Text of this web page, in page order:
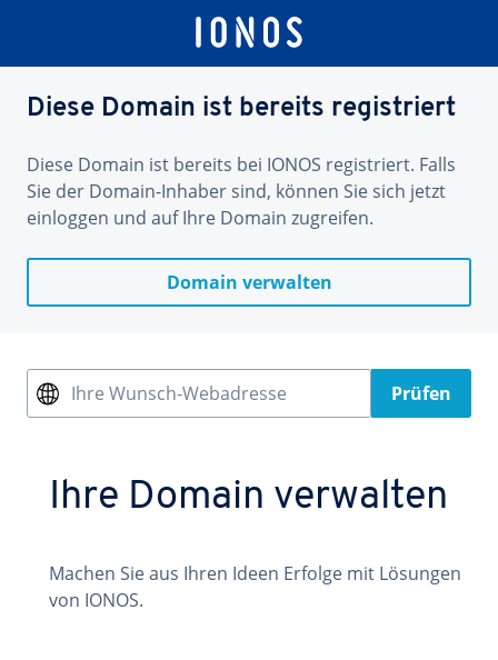
Diese Domain ist bereits registriert
Diese Domain ist bereits bei IONOS registriert. Falls
Sie der Domain-Inhaber sind, können Sie sich jetzt
einloggen und auf Ihre Domain zugreifen.
Domain verwalten
Ihre Wunsch-Webadresse Prüfen
Ihre Domain verwalten
Machen Sie aus Ihren Ideen Erfolge mit Lösungen
von IONOS.